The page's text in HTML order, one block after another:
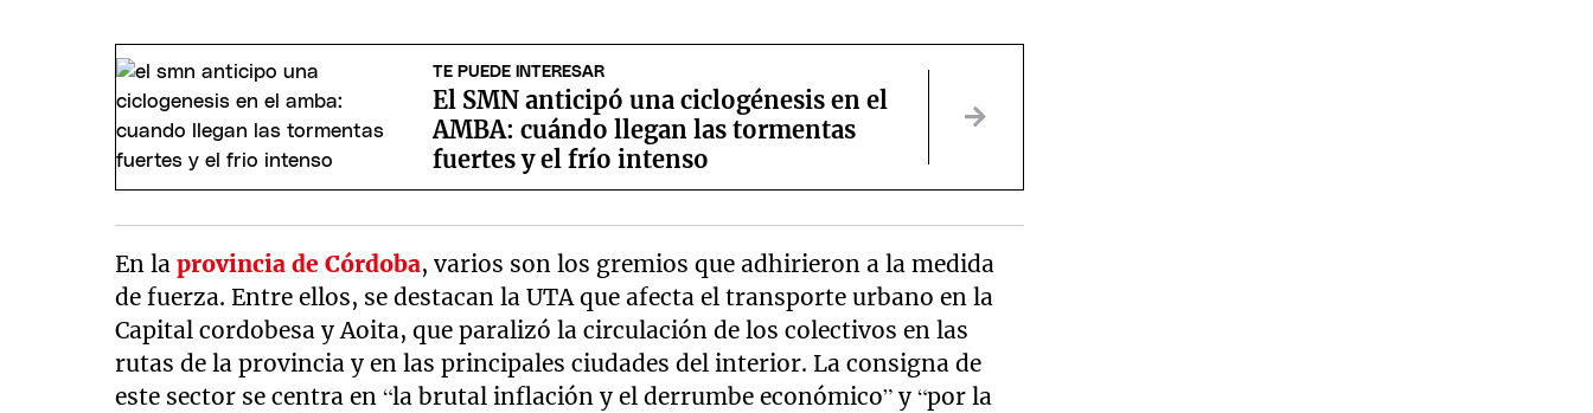
TE PUEDE INTERESAR
El SMN anticipó una ciclogénesis en el
AMBA: cuándo llegan las tormentas
fuertes y el frío intenso
En laprovincia de Córdoba, varios son los gremios que adhirieron a la medida
de fuerza. Entre ellos, se destacan la UTA que afecta el transporte urbano en la
Capital cordobesa y Aoita, que paralizó la circulación de los colectivos en las
rutas de la provincia y en las principales ciudades del interior. La consigna de
este sector se centra en “la brutal inflación y el derrumbe económico” y “por la